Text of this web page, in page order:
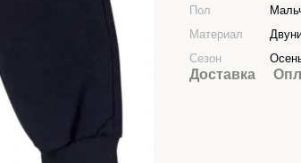
Пол
Материал
Сезон
Доставка